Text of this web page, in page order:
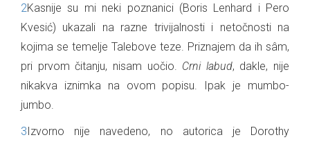
2Kasnije su mi neki poznanici (Boris Lenhard i Pero
Kvesić) ukazali na razne trivijalnosti i netočnosti na
kojima se temelje Talebove teze. Priznajem da ih sâm,
pri prvom čitanju, nisam uočio. Crni labud, dakle, nije
nikakva iznimka na ovom popisu. Ipak je mumbo-
jumbo.
3Izvorno nije navedeno, no autorica je Dorothy